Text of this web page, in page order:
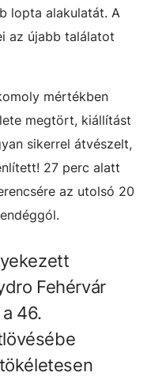
lopta alakulatát. A
az újabb találatot
mértékben
megtört, kiállítást
sikerrel átvészelt,
27 perc alatt
az utolsó 20
Fehérvár
46.